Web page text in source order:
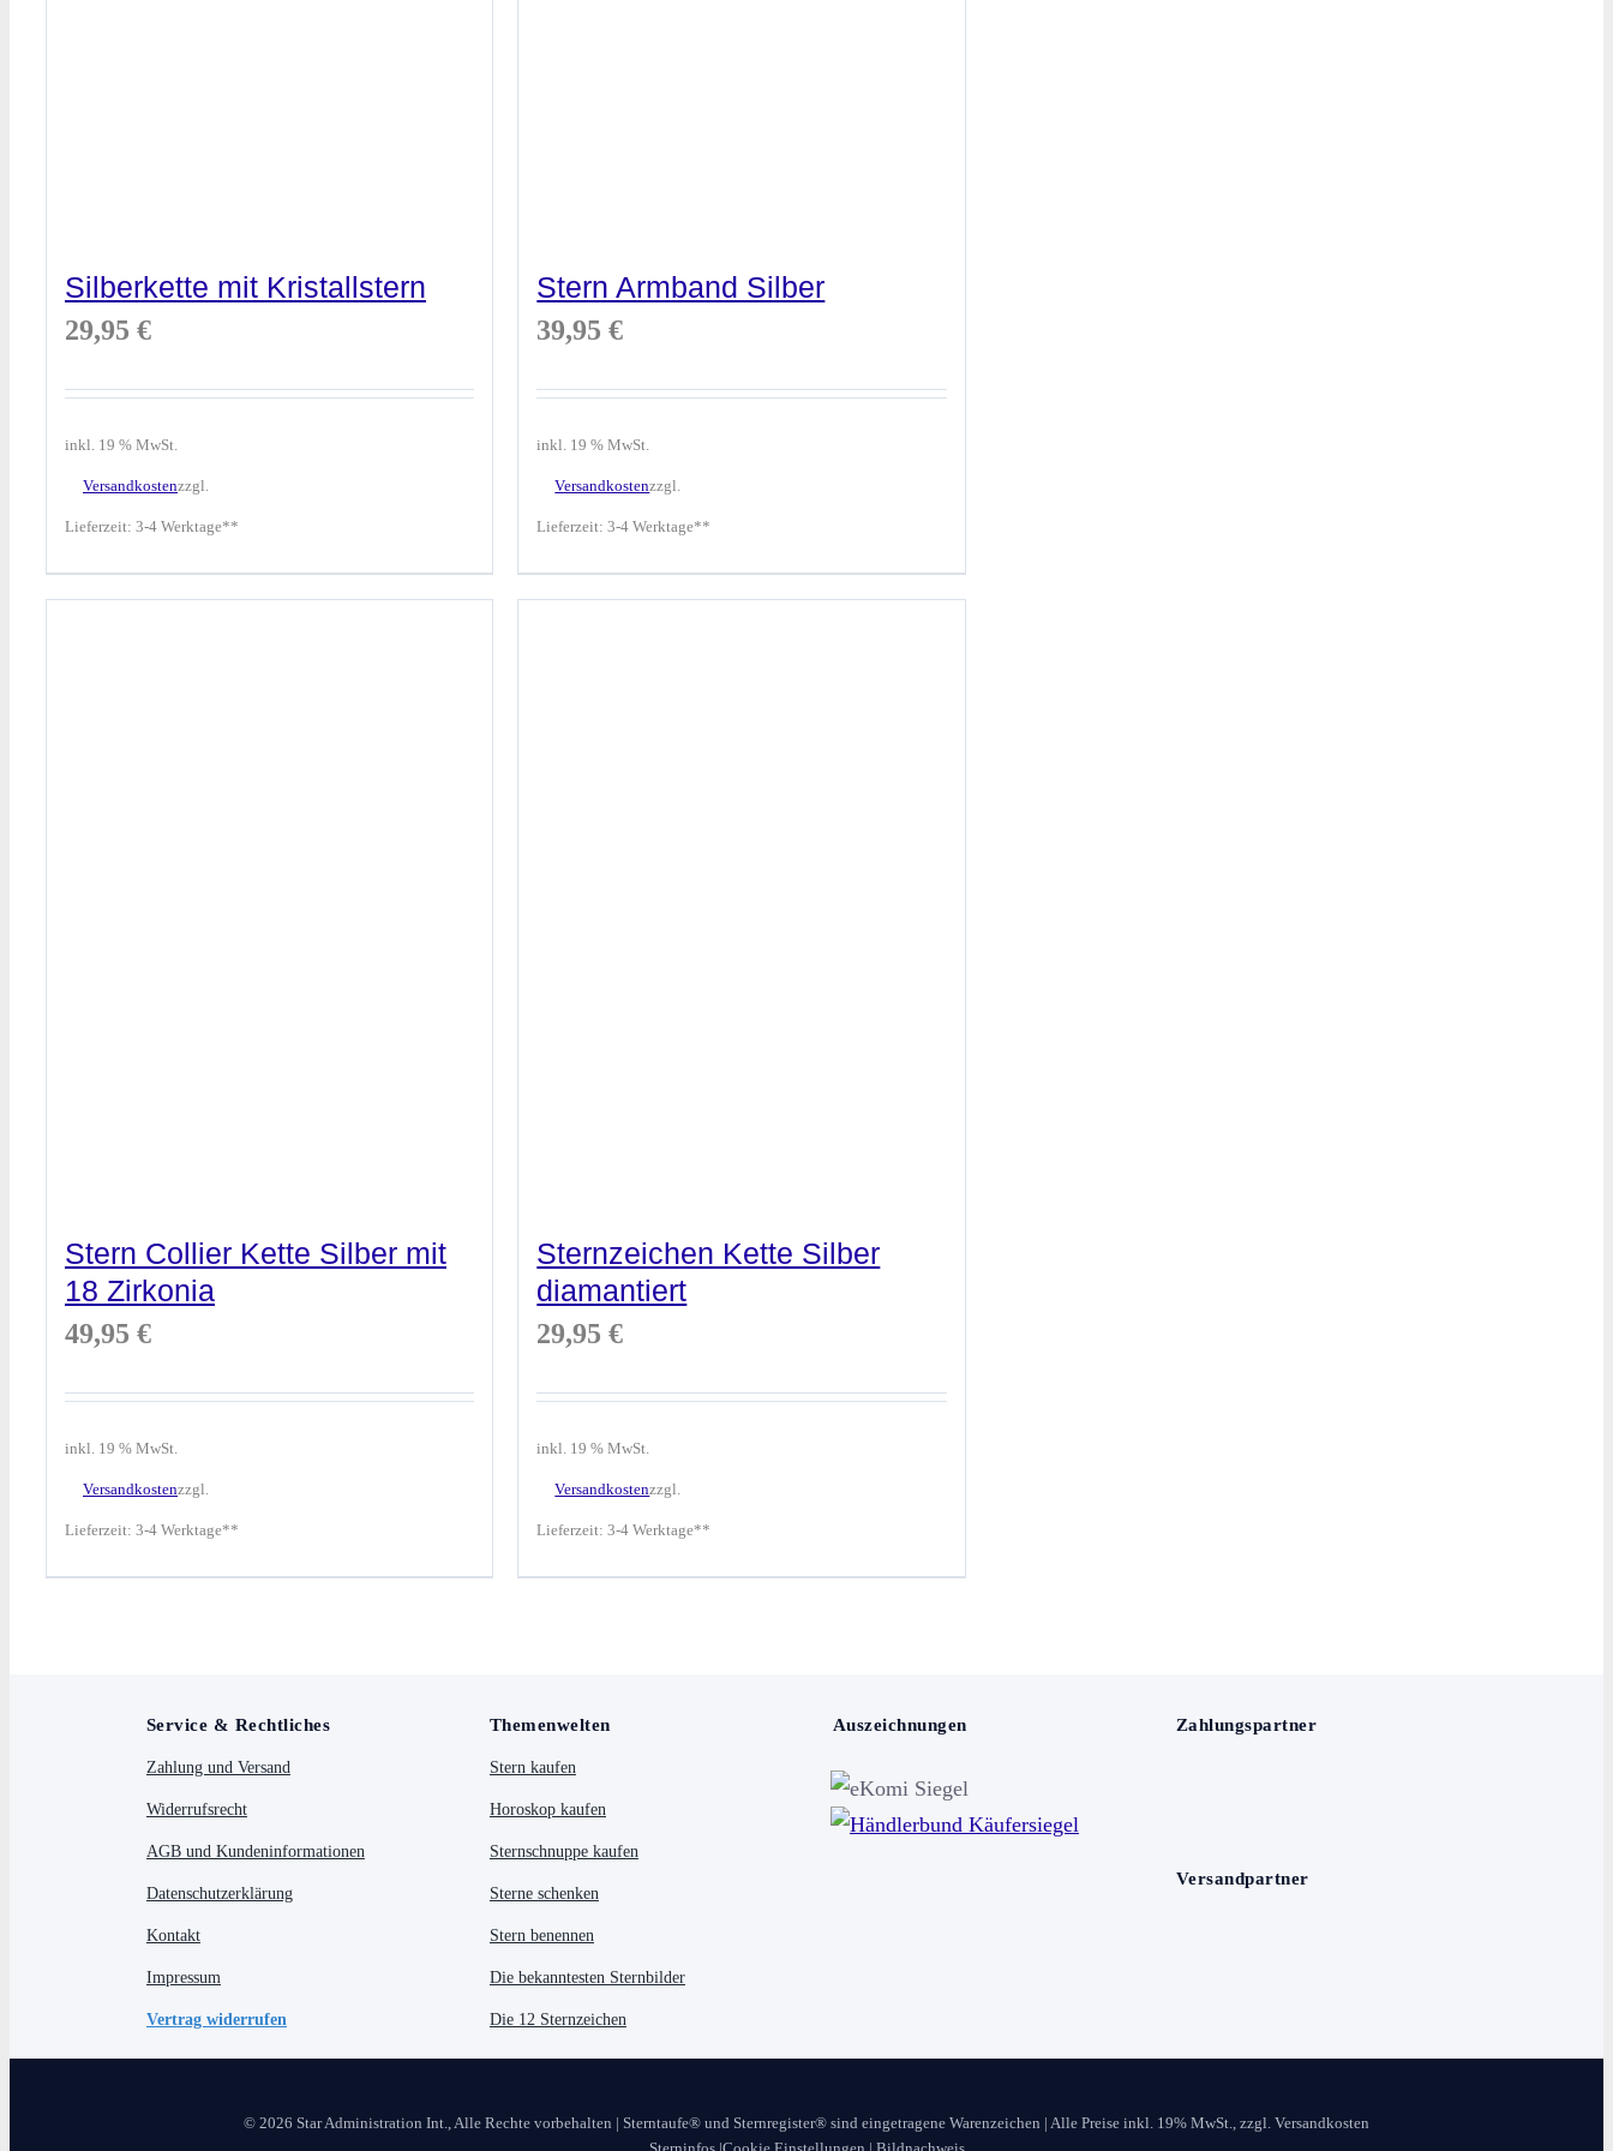
Silberkette mit Kristallstern
29,95 €
inkl. 19 % MwSt.
zzgl.
Versandkosten
Lieferzeit: 3-4 Werktage**
Stern Armband Silber
39,95€
inkl. 19 % MwSt.
zzgl.
Versandkosten
Lieferzeit:3-4 Werktage**
Stern Collier Kette Silber mit
18 Zirkonia
49,95 €
inkl. 19 % MwSt.
zzgl.
Versandkosten
Lieferzeit: 3-4 Werktage**
Sternzeichen Kette Silber
diamantiert
29,95€
inkl. 19 % MwSt.
zzgl.
Versandkosten
Lieferzeit:3-4 Werktage**
Service & Rechtliches
Zahlung und Versand
Widerrufsrecht
AGB und Kundeninformationen
Datenschutzerklärung
Kontakt
Impressum
Vertrag widerrufen
Themenwelten
Stern kaufen
Horoskop kaufen
Sternschnuppe kaufen
Sterne schenken
Stern benennen
Die bekanntesten Sternbilder
Die 12 Sternzeichen
Auszeichnungen Zahlungspartner
Versandpartner
© 2026 Star Administration Int., Alle Rechte vorbehalten | Sterntaufe® und Sternregister® sind eingetragene Warenzeichen | Alle Preise inkl. 19% MwSt., zzgl. Versandkosten